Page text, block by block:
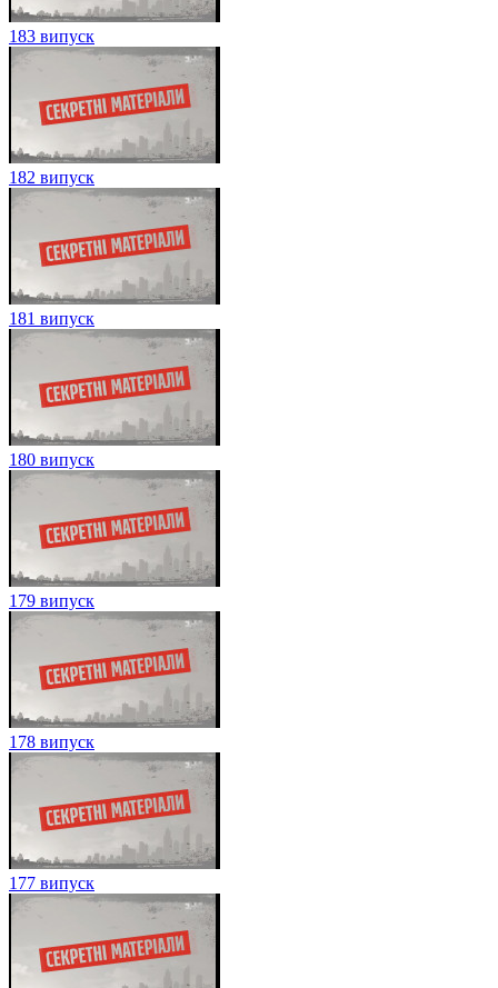
183 випуск
182 випуск
181 випуск
180 випуск
179 випуск
178 випуск
177 випуск